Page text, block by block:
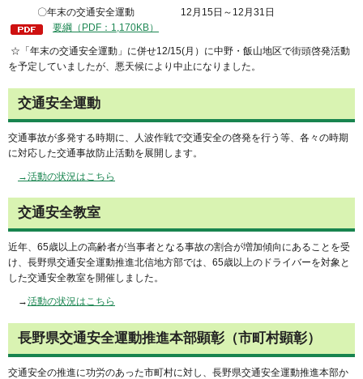
〇年末の交通安全運動 12月15日～12月31日
要綱（PDF：1,170KB）
☆「年末の交通安全運動」に併せ12/15(月）に中野・飯山地区で街頭啓発活動
を予定していましたが、悪天候により中止になりました。
交通安全運動
交通事故が多発する時期に、人波作戦で交通安全の啓発を行う等、各々の時期
に対応した交通事故防止活動を展開します。
→活動の状況はこちら
交通安全教室
近年、65歳以上の高齢者が当事者となる事故の割合が増加傾向にあることを受
け、長野県交通安全運動推進北信地方部では、65歳以上のドライバーを対象と
した交通安全教室を開催しました。
→活動の状況はこちら
長野県交通安全運動推進本部顕彰（市町村顕彰）
交通安全の推進に功労のあった市町村に対し、長野県交通安全運動推進本部か